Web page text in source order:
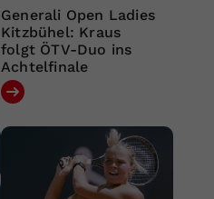
Generali Open Ladies
Kitzbühel: Kraus
folgt ÖTV-Duo ins
Achtelfinale